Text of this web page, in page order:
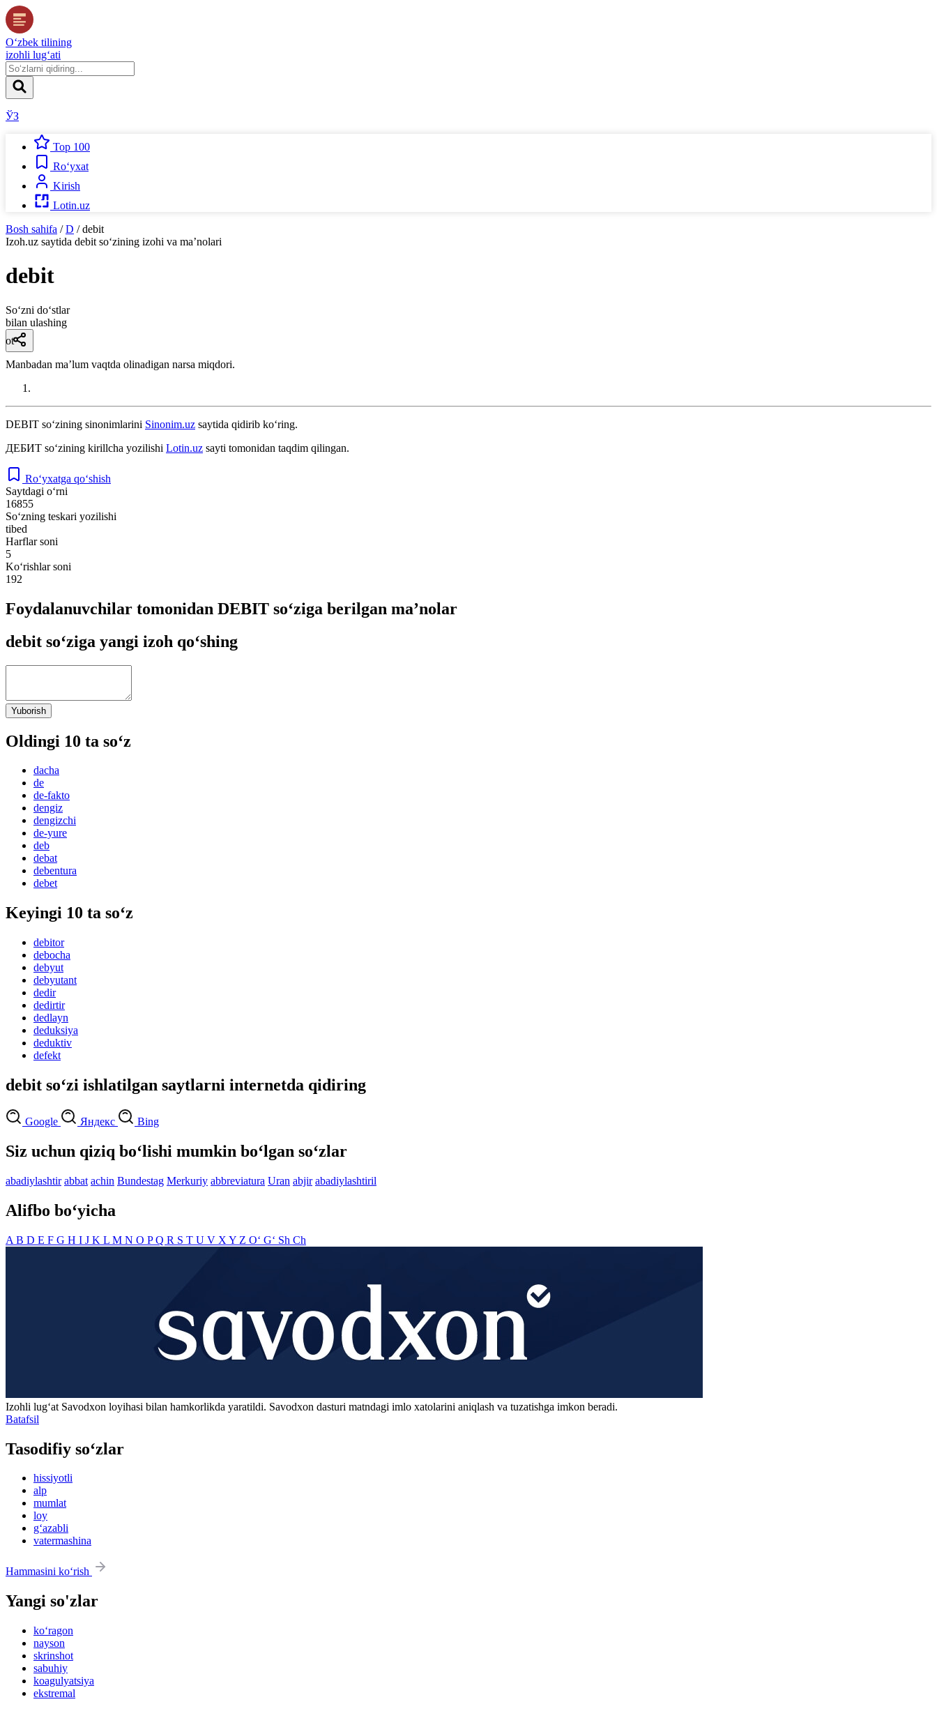
O‘zbek tilining
izohli lug‘ati
ЎЗ
Top 100
Ro‘yxat
Kirish
Lotin.uz
Bosh sahifa / D / debit
Izoh.uz saytida debit so‘zining izohi va ma’nolari
debit
So‘zni do‘stlar
bilan ulashing
ot
Manbadan maʼlum vaqtda olinadigan narsa miqdori.
DEBIT so‘zining sinonimlarini Sinonim.uz saytida qidirib ko‘ring.
ДЕБИТ so‘zining kirillcha yozilishi Lotin.uz sayti tomonidan taqdim qilingan.
Ro‘yxatga qo‘shish
Saytdagi o‘rni
16855
So‘zning teskari yozilishi
tibed
Harflar soni
5
Ko‘rishlar soni
192
Foydalanuvchilar tomonidan DEBIT so‘ziga berilgan ma’nolar
debit so‘ziga yangi izoh qo‘shing
Yuborish
Oldingi 10 ta so‘z
dacha
de
de-fakto
dengiz
dengizchi
de-yure
deb
debat
debentura
debet
Keyingi 10 ta so‘z
debitor
debocha
debyut
debyutant
dedir
dedirtir
dedlayn
deduksiya
deduktiv
defekt
debit so‘zi ishlatilgan saytlarni internetda qidiring
Google Яндекс Bing
Siz uchun qiziq bo‘lishi mumkin bo‘lgan so‘zlar
abadiylashtir abbat achin Bundestag Merkuriy abbreviatura Uran abjir abadiylashtiril
Alifbo bo‘yicha
A B D E F G H I J K L M N O PQ R S T U V X Y Z O‘ G‘ Sh Ch
Izohli lugʻat Savodxon loyihasi bilan hamkorlikda yaratildi. Savodxon dasturi matndagi imlo xatolarini aniqlash va tuzatishga imkon beradi.
Batafsil
Tasodifiy so‘zlar
hissiyotli
alp
mumlat
loy
g‘azabli
vatermashina
Hammasini ko‘rish
Yangi so'zlar
ko‘ragon
nayson
skrinshot
sabuhiy
koagulyatsiya
ekstremal